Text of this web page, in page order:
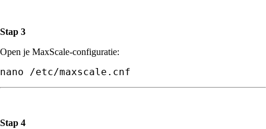
Stap 3
Open je MaxScale-configuratie:
nano /etc/maxscale.cnf
Stap 4